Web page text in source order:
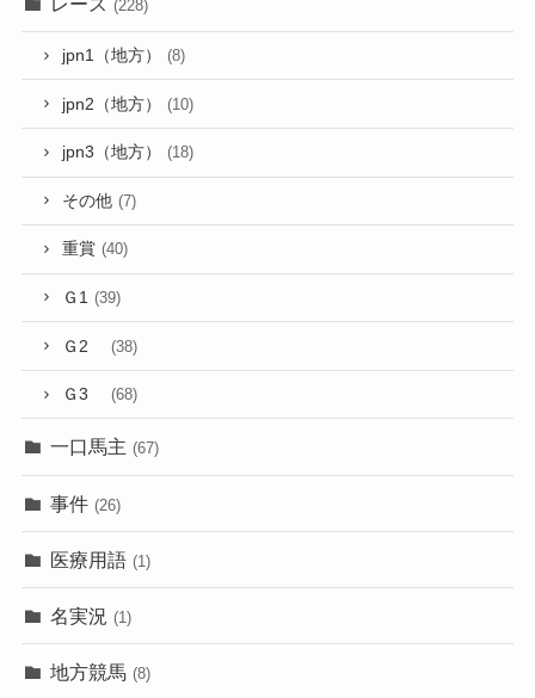
(228)
jpn1（地方） (8)
jpn2（地方） (10)
jpn3（地方） (18)
その他 (7)
重賞 (40)
Ｇ1 (39)
Ｇ2 (38)
Ｇ3 (68)
一口馬主 (67)
事件 (26)
医療用語 (1)
名実況 (1)
地方競馬 (8)